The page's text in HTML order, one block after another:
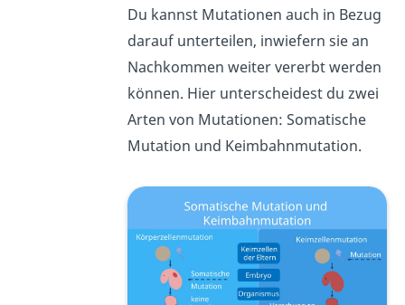
Du kannst Mutationen auch in Bezug
darauf unterteilen, inwiefern sie an
Nachkommen weiter vererbt werden
können. Hier unterscheidest du zwei
Arten von Mutationen: Somatische
Mutation und Keimbahnmutation.